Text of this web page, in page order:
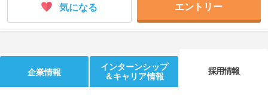
気になる エントリー
企業情報
インターンシップ
＆キャリア情報
採用情報